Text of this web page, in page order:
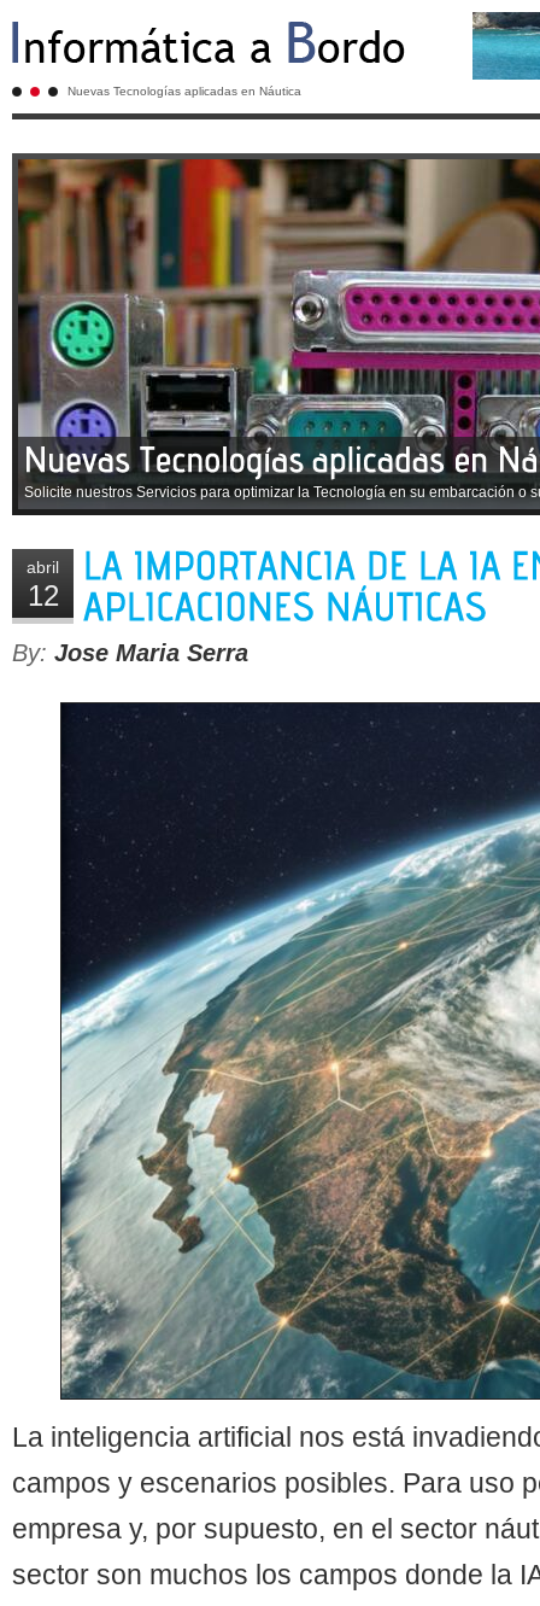
Nuevas Tecnologías aplicadas en Náutica
Solicite nuestros Servicios para optimizar la Tecnología en su embarcación o
Ideas para entretenimiento Tecnológico
Las mejores Apps para llevar a bordo
Las redes sociales pueden ayudarnos mucho en el aprendizaje de las
abril
12
By: Jose Maria Serra
La inteligencia artificial nos está
campos y escenarios posibles. Para uso
empresa y, por supuesto, en el sector
sector son muchos los campos donde la